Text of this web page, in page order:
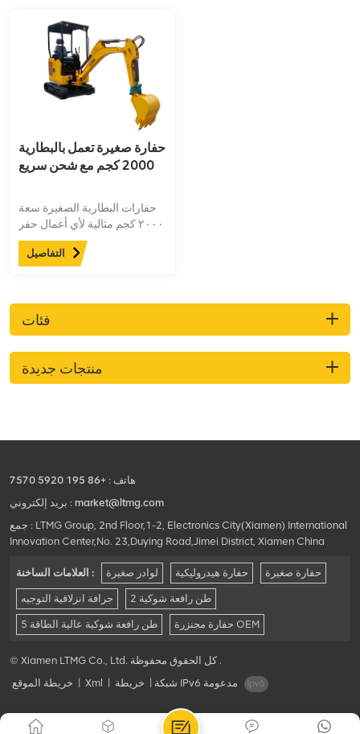
حفارة صغيرة تعمل بالبطارية
2000 كجم مع شحن سريع
حفارات البطارية الصغيرة سعة
٢٠٠٠ كجم مثالية لأي أعمال حفر
داخلية قد تحتاجها. بفضل انبعاثاتها
الصفرية، تُنجز هذه الآلات
التفاصيل
فئات
منتجات جديدة
هاتف : +86 195 5920 7570
بريد إلكتروني : market@ltmg.com
جمع : LTMG Group, 2nd Floor,1-2, Electronics City(Xiamen) International
Innovation Center,No. 23,Duying Road,Jimei District, Xiamen China
العلامات الساخنة : لوادر صغيرة حفارة هيدروليكية حفارة صغيرة
جرافة انزلاقية التوجيه 2 طن رافعة شوكية
5 طن رافعة شوكية عالية الطاقة حفارة مجنزرة OEM
© Xiamen LTMG Co., Ltd. كل الحقوق محفوظة .
خريطة الموقع
Xml خريطة